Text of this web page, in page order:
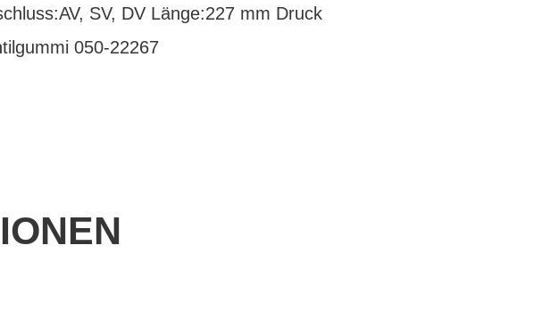
SV, DV Länge:227 mm Druck
050-22267